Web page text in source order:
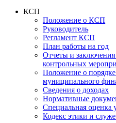
КСП
Положение о КСП
Руководитель
Регламент КСП
План работы на год
Отчеты и
контрольных
Положение о
муниципального
Сведения о доходах
Нормативные
Специальная оценка
Кодекс этики и